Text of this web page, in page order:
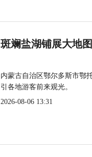
斑斓盐湖铺展大地
内蒙古自治区鄂尔多斯市鄂
引各地游客前来观光。
2026-08-06 13:31